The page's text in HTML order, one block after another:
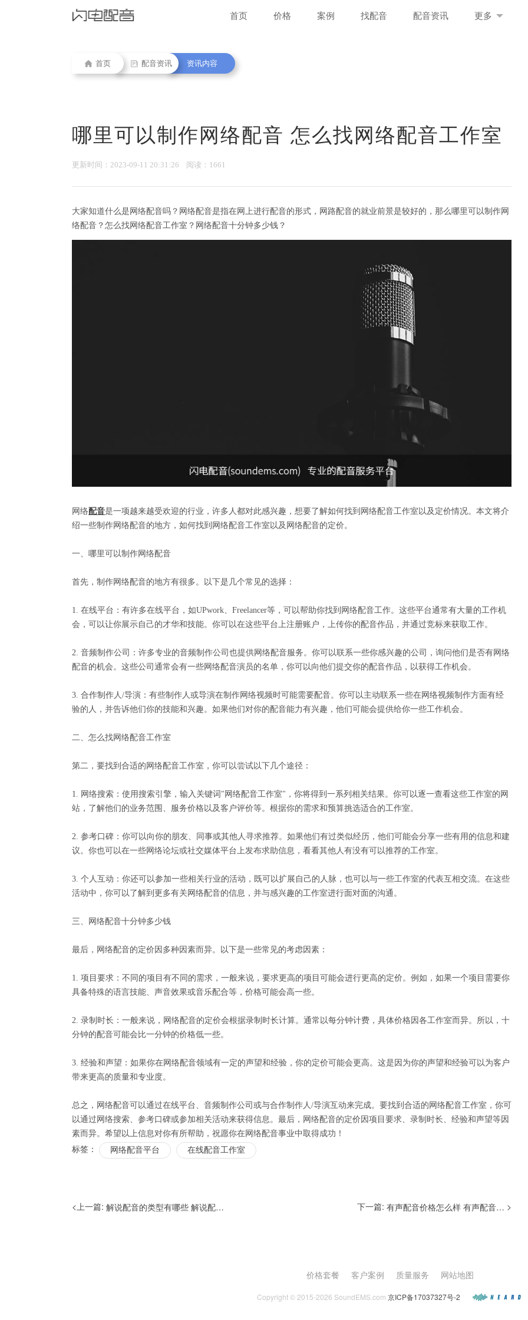
首页 价格 案例 找配音 配音资讯 更多
首页 配音资讯 资讯内容
哪里可以制作网络配音 怎么找网络配音工作室
更新时间：2023-09-11 20:31:26 阅读：1661
大家知道什么是网络配音吗？网络配音是指在网上进行配音的形式，网路配音的就业前景是较好的，那么哪里可以制作网
络配音？怎么找网络配音工作室？网络配音十分钟多少钱？
网络配音是一项越来越受欢迎的行业，许多人都对此感兴趣，想要了解如何找到网络配音工作室以及定价情况。本文将介
绍一些制作网络配音的地方，如何找到网络配音工作室以及网络配音的定价。
一、哪里可以制作网络配音
首先，制作网络配音的地方有很多。以下是几个常见的选择：
1. 在线平台：有许多在线平台，如UPwork、Freelancer等，可以帮助你找到网络配音工作。这些平台通常有大量的工作机
会，可以让你展示自己的才华和技能。你可以在这些平台上注册账户，上传你的配音作品，并通过竞标来获取工作。
2. 音频制作公司：许多专业的音频制作公司也提供网络配音服务。你可以联系一些你感兴趣的公司，询问他们是否有网络
配音的机会。这些公司通常会有一些网络配音演员的名单，你可以向他们提交你的配音作品，以获得工作机会。
3. 合作制作人/导演：有些制作人或导演在制作网络视频时可能需要配音。你可以主动联系一些在网络视频制作方面有经
验的人，并告诉他们你的技能和兴趣。如果他们对你的配音能力有兴趣，他们可能会提供给你一些工作机会。
二、怎么找网络配音工作室
第二，要找到合适的网络配音工作室，你可以尝试以下几个途径：
1. 网络搜索：使用搜索引擎，输入关键词"网络配音工作室"，你将得到一系列相关结果。你可以逐一查看这些工作室的网
站，了解他们的业务范围、服务价格以及客户评价等。根据你的需求和预算挑选适合的工作室。
2. 参考口碑：你可以向你的朋友、同事或其他人寻求推荐。如果他们有过类似经历，他们可能会分享一些有用的信息和建
议。你也可以在一些网络论坛或社交媒体平台上发布求助信息，看看其他人有没有可以推荐的工作室。
3. 个人互动：你还可以参加一些相关行业的活动，既可以扩展自己的人脉，也可以与一些工作室的代表互相交流。在这些
活动中，你可以了解到更多有关网络配音的信息，并与感兴趣的工作室进行面对面的沟通。
三、网络配音十分钟多少钱
最后，网络配音的定价因多种因素而异。以下是一些常见的考虑因素：
1. 项目要求：不同的项目有不同的需求，一般来说，要求更高的项目可能会进行更高的定价。例如，如果一个项目需要你
具备特殊的语言技能、声音效果或音乐配合等，价格可能会高一些。
2. 录制时长：一般来说，网络配音的定价会根据录制时长计算。通常以每分钟计费，具体价格因各工作室而异。所以，十
分钟的配音可能会比一分钟的价格低一些。
3. 经验和声望：如果你在网络配音领域有一定的声望和经验，你的定价可能会更高。这是因为你的声望和经验可以为客户
带来更高的质量和专业度。
总之，网络配音可以通过在线平台、音频制作公司或与合作制作人/导演互动来完成。要找到合适的网络配音工作室，你可
以通过网络搜索、参考口碑或参加相关活动来获得信息。最后，网络配音的定价因项目要求、录制时长、经验和声望等因
素而异。希望以上信息对你有所帮助，祝愿你在网络配音事业中取得成功！
标签： 网络配音平台 在线配音工作室
<上一篇: 解说配音的类型有哪些 解说配音市场如何 下一篇: 有声配音价格怎么样 有声配音前景如何 >
价格套餐 客户案例 质量服务 网站地图
Copyright © 2015-2026 SoundEMS.com 京ICP备17037327号-2